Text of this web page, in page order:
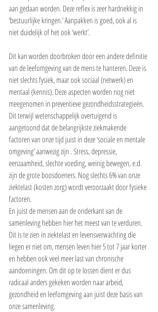
aan gedaan worden. Deze reflex is zeer hardnekkig in
‘bestuurlijke kringen.’ Aanpakken is goed, ook al is
niet duidelijk of het ook ‘werkt’.
Dit kan worden doorbroken door een andere definitie
van de leefomgeving van de mens te hanteren. Deze is
niet slechts fysiek, maar ook sociaal (netwerk) en
mentaal (kennis). Deze aspecten worden nog niet
meegenomen in preventieve gezondheidsstrategieën.
Dit terwijl wetenschappelijk overtuigend is
aangetoond dat de belangrijkste ziekmakende
factoren van onze tijd juist in deze ‘sociale en mentale
omgeving’ aanwezig zijn . Stress, depressie,
eenzaamheid, slechte voeding, weinig bewegen, e.d.
zijn de grote boosdoeners. Nog slechts 6% van onze
ziektelast (kosten zorg) wordt veroorzaakt door fysieke
factoren.
En juist de mensen aan de onderkant van de
samenleving hebben hier het meest van te verduren.
Dit is te zien in ziektelast en levensverwachting die
liegen er niet om, mensen leven hier 5 tot 7 jaar korter
en hebben ook veel meer last van chronische
aandoeningen. Om dit op te lossen dient er dus
radicaal anders gekeken worden naar arbeid,
gezondheid en leefomgeving aan juist deze basis van
onze samenleving.